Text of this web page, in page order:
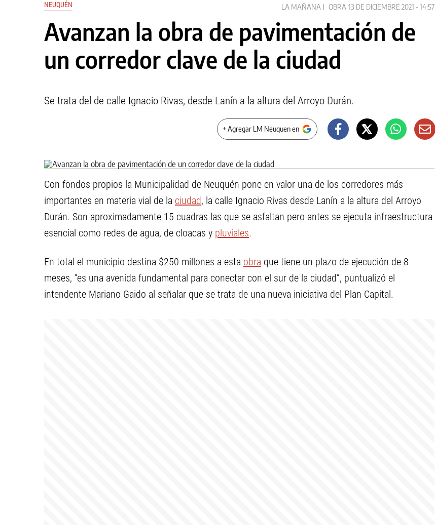
NEUQUÉN LA MAÑANA OBRA 13 DE DICIEMBRE 2021 - 14:57
Avanzan la obra de pavimentación de
un corredor clave de la ciudad
Se trata del de calle Ignacio Rivas, desde Lanín a la altura del Arroyo Durán.
+ Agregar LM Neuquen en
Con fondos propios la Municipalidad de Neuquén pone en valor una de los corredores más
importantes en materia vial de la ciudad, la calle Ignacio Rivas desde Lanín a la altura del Arroyo
Durán. Son aproximadamente 15 cuadras las que se asfaltan pero antes se ejecuta infraestructura
esencial como redes de agua, de cloacas y pluviales.
En total el municipio destina $250 millones a esta obra que tiene un plazo de ejecución de 8
meses, “es una avenida fundamental para conectar con el sur de la ciudad”, puntualizó el
intendente Mariano Gaido al señalar que se trata de una nueva iniciativa del Plan Capital.